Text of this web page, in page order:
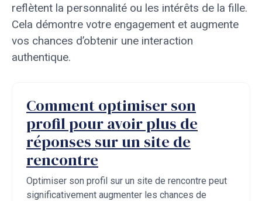
reflètent la personnalité ou les intérêts de la fille.
Cela démontre votre engagement et augmente
vos chances d’obtenir une interaction
authentique.
Comment optimiser son
profil pour avoir plus de
réponses sur un site de
rencontre
Optimiser son profil sur un site de rencontre peut
significativement augmenter les chances de